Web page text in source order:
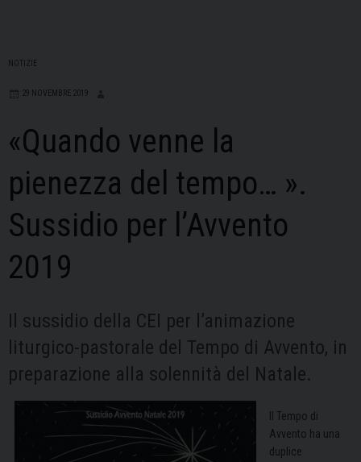
NOTIZIE
29 NOVEMBRE 2019
«Quando venne la
pienezza del tempo… ».
Sussidio per l’Avvento
2019
Il sussidio della CEI per l’animazione
liturgico-pastorale del Tempo di Avvento, in
preparazione alla solennità del Natale.
Il Tempo di
Avvento ha una
duplice